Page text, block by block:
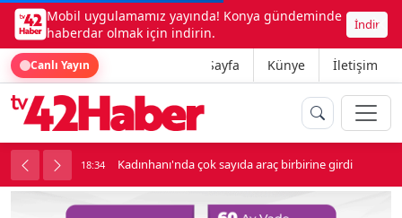
Mobil uygulamamız yayında! Konya gündeminde
haberdar olmak için indirin.
İndir
Canlı Yayın Ana Sayfa Künye İletişim
soygun 18:34 Kadınhanı'nda çok sayıda araç birbirine girdi